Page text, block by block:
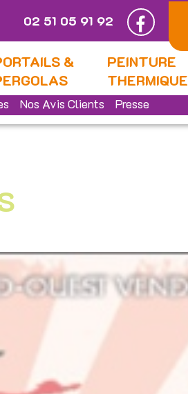
02 51 05 91 92
&
PEINTURE
THERMIQUE
Nos Avis Clients Presse